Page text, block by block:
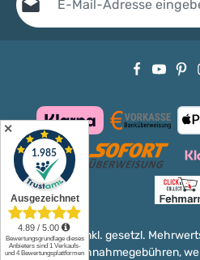
Alle Preise inkl. gesetzl.
und ggf. Nachnahmegebühren,
✕